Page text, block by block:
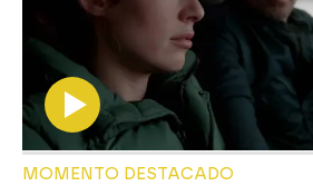
MOMENTO DESTACADO